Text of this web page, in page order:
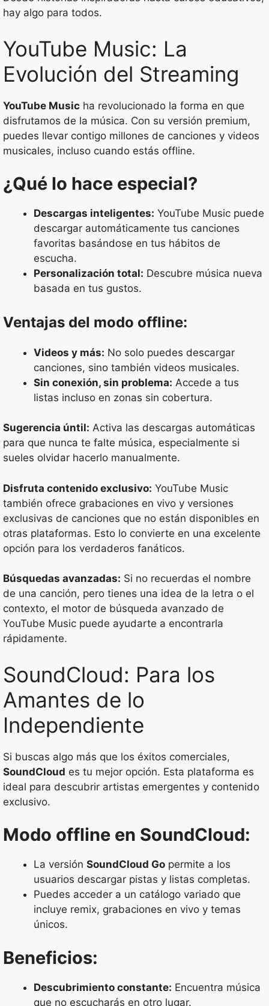
hay algo para todos.
YouTube Music: La
Evolución del Streaming
YouTube Music ha revolucionado la forma en que
disfrutamos de la música. Con su versión premium,
puedes llevar contigo millones de canciones y videos
musicales, incluso cuando estás offline.
¿Qué lo hace especial?
Descargas inteligentes: YouTube Music puede
descargar automáticamente tus canciones
favoritas basándose en tus hábitos de
escucha.
Personalización total: Descubre música nueva
basada en tus gustos.
Ventajas del modo offline:
Videos y más: No solo puedes descargar
canciones, sino también videos musicales.
Sin conexión, sin problema: Accede a tus
listas incluso en zonas sin cobertura.
Sugerencia úntil: Activa las descargas automáticas
para que nunca te falte música, especialmente si
sueles olvidar hacerlo manualmente.
Disfruta contenido exclusivo: YouTube Music
también ofrece grabaciones en vivo y versiones
exclusivas de canciones que no están disponibles en
otras plataformas. Esto lo convierte en una excelente
opción para los verdaderos fanáticos.
Búsquedas avanzadas: Si no recuerdas el nombre
de una canción, pero tienes una idea de la letra o el
contexto, el motor de búsqueda avanzado de
YouTube Music puede ayudarte a encontrarla
rápidamente.
SoundCloud: Para los
Amantes de lo
Independiente
Si buscas algo más que los éxitos comerciales,
SoundCloud es tu mejor opción. Esta plataforma es
ideal para descubrir artistas emergentes y contenido
exclusivo.
Modo offline en SoundCloud:
La versión SoundCloud Go permite a los
usuarios descargar pistas y listas completas.
Puedes acceder a un catálogo variado que
incluye remix, grabaciones en vivo y temas
únicos.
Beneficios:
Descubrimiento constante: Encuentra música
que no escucharás en otro lugar.